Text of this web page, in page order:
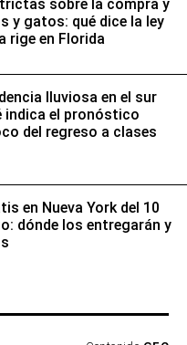
sobre la compra y
y gatos: qué dice la ley
rige en Florida
lluviosa en el sur
indica el pronóstico
del regreso a clases
en Nueva York del 10
dónde los entregarán y